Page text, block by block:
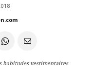
habitudes vestimentaires